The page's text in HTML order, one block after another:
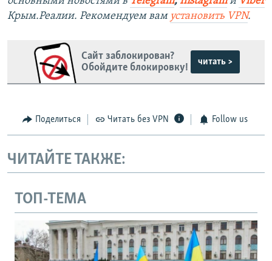
Крым.Реалии. Рекомендуем вам установить VPN.
Сайт заблокирован?
Обойдите блокировку!
читать >
Поделиться Читать без VPN Follow us
ЧИТАЙТЕ ТАКЖЕ:
ТОП-ТЕМА